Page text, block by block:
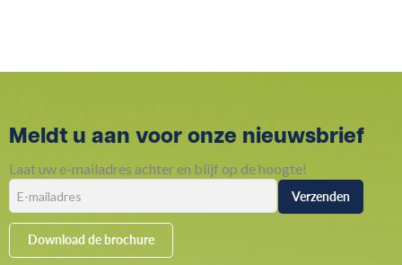
Meldt u aan voor onze nieuwsbrief
Laat uw e-mailadres achter en blijf op de hoogte!
Download de brochure